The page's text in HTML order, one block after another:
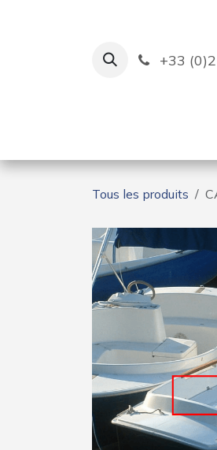
+33
Tous les produits